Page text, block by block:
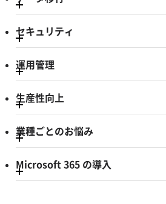
セキュリティ
運用管理
生産性向上
業種ごとのお悩み
Microsoft 365 の導入